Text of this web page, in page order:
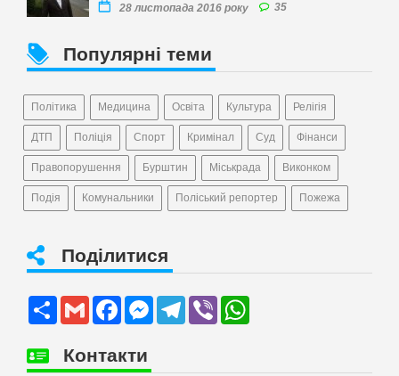
28 листопада 2016 року 35
Популярні теми
Політика Медицина Освіта Культура Релігія
ДТП Поліція Спорт Кримінал Суд Фінанси
Правопорушення Бурштин Міськрада Виконком
Подія Комунальники Поліський репортер Пожежа
Поділитися
Share Gmail FacebookMessengerTelegram
Viber
Контакти